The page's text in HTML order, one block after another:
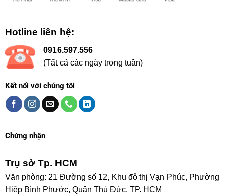
Hotline liên hệ:
0916.597.556
(Tất cả các ngày trong tuần)
Kết nối với chúng tôi
Chứng nhận
Trụ sở Tp. HCM
Văn phòng: 21 Đường số 12, Khu đô thị Vạn Phúc, Phường
Hiệp Bình Phước, Quận Thủ Đức, TP. HCM